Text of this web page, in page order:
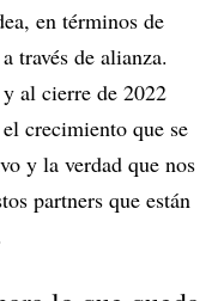
en términos de
través de alianza.
al cierre de 2022
crecimiento que se
y la verdad que nos
partners que están